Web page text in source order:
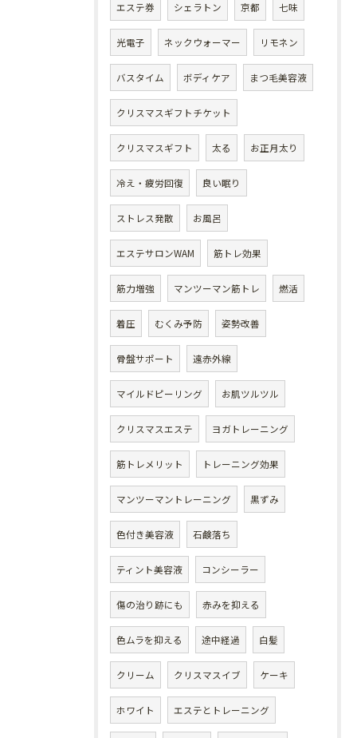
エステ券 シェラトン 京都 七味
光電子 ネックウォーマー リモネン
バスタイム ボディケア まつ毛美容液
クリスマスギフトチケット
クリスマスギフト 太る お正月太り
冷え・疲労回復 良い眠り
ストレス発散 お風呂
エステサロンWAM 筋トレ効果
筋力増強 マンツーマン筋トレ 燃活
着圧 むくみ予防 姿勢改善
骨盤サポート 遠赤外線
マイルドピーリング お肌ツルツル
クリスマスエステ ヨガトレーニング
筋トレメリット トレーニング効果
マンツーマントレーニング 黒ずみ
色付き美容液 石鹸落ち
ティント美容液 コンシーラー
傷の治り跡にも 赤みを抑える
色ムラを抑える 途中経過 白髪
クリーム クリスマスイブ ケーキ
ホワイト エステとトレーニング